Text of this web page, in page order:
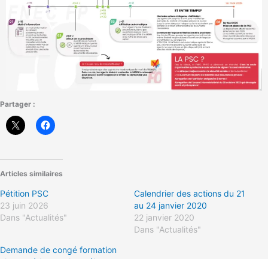
Partager :
Articles similaires
Pétition PSC
23 juin 2026
Dans "Actualités"
Calendrier des actions du 21
au 24 janvier 2020
22 janvier 2020
Dans "Actualités"
Demande de congé formation